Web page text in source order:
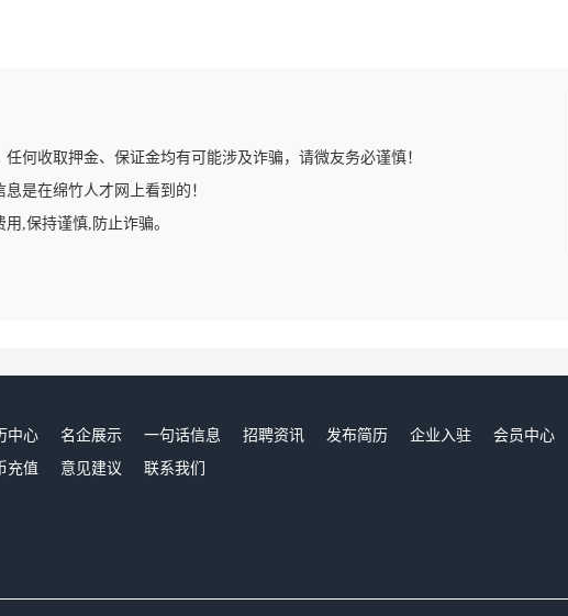
何收取押金、保证金均有可能涉及诈骗，请微友务必谨慎！
是在绵竹人才网上看到的！
,保持谨慎,防止诈骗。
中心 名企展示 一句话信息 招聘资讯 发布简历 企业入驻 会员中心
充值 意见建议 联系我们